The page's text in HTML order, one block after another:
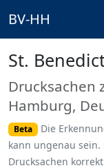
BV-HH
St.
Drucksachen
Hamburg,
Beta
Die
kann ungenau
Drucksachen